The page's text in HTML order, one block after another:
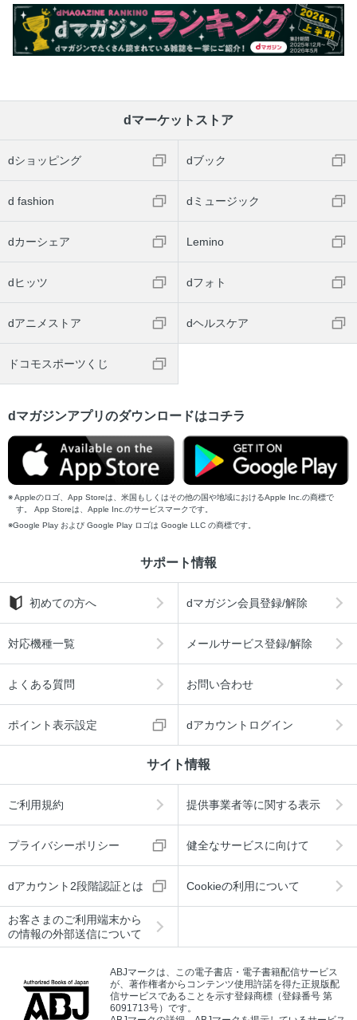
dマーケットストア
dショッピング dブック
d fashion dミュージック
dカーシェア Lemino
dヒッツ dフォト
dアニメストア dヘルスケア
ドコモスポーツくじ
dマガジンアプリのダウンロードはコチラ
Appleのロゴ、App Storeは、米国もしくはその他の国や地域におけるApple Inc.の商標で
す。 App Storeは、Apple Inc.のサービスマークです。
Google Play および Google Play ロゴは Google LLC の商標です。
サポート情報
初めての方へ dマガジン会員登録/解除
対応機種一覧 メールサービス登録/解除
よくある質問 お問い合わせ
ポイント表示設定 dアカウントログイン
サイト情報
ご利用規約 提供事業者等に関する表示
プライバシーポリシー 健全なサービスに向けて
dアカウント2段階認証とは Cookieの利用について
お客さまのご利用端末から
の情報の外部送信について
ABJマークは、この電子書店・電子書籍配信サービス
が、著作権者からコンテンツ使用許諾を得た正規版配
信サービスであることを示す登録商標（登録番号 第
6091713号）です。